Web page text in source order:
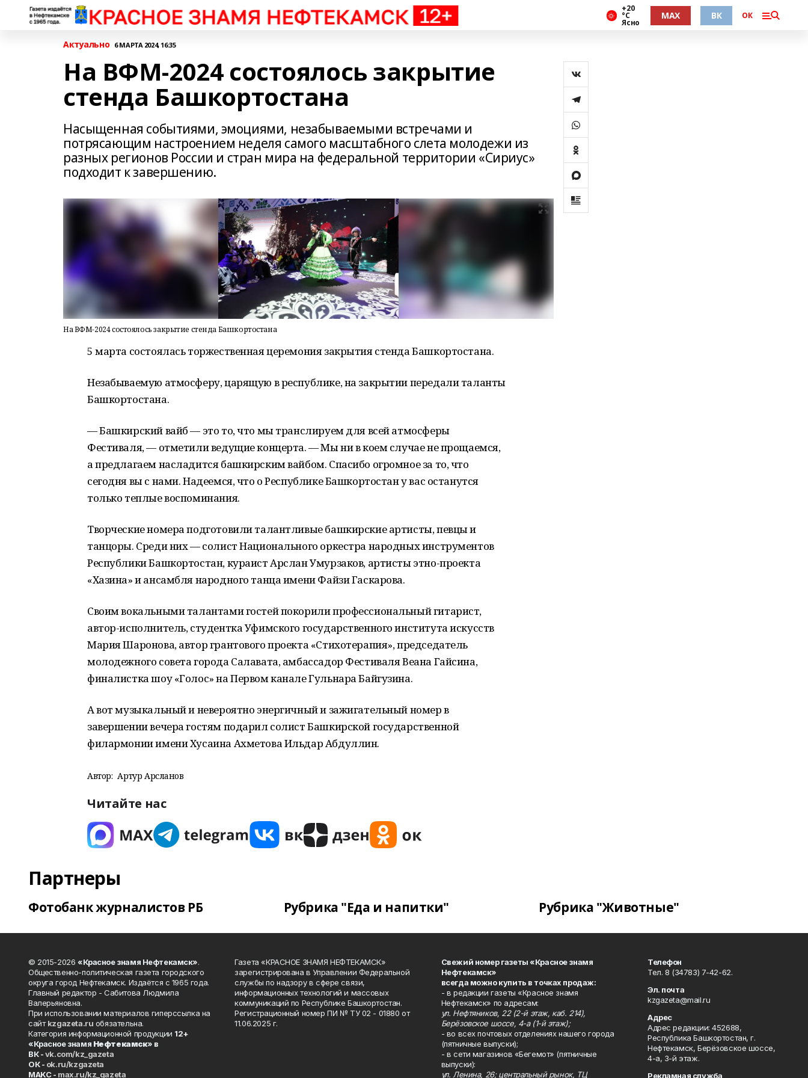
+20
°С
Ясно
MAX ВК ОК
Актуально 6 МАРТА 2024, 16:35
На ВФМ-2024 состоялось закрытие
стенда Башкортостана
Насыщенная событиями, эмоциями, незабываемыми встречами и
потрясающим настроением неделя самого масштабного слета молодежи из
разных регионов России и стран мира на федеральной территории «Сириус»
подходит к завершению.
На ВФМ-2024 состоялось закрытие стенда Башкортостана
5 марта состоялась торжественная церемония закрытия стенда Башкортостана.
Незабываемую атмосферу, царящую в республике, на закрытии передали таланты
Башкортостана.
— Башкирский вайб — это то, что мы транслируем для всей атмосферы
Фестиваля, — отметили ведущие концерта. — Мы ни в коем случае не прощаемся,
а предлагаем насладится башкирским вайбом. Спасибо огромное за то, что
сегодня вы с нами. Надеемся, что о Республике Башкортостан у вас останутся
только теплые воспоминания.
Творческие номера подготовили талантливые башкирские артисты, певцы и
танцоры. Среди них — солист Национального оркестра народных инструментов
Республики Башкортостан, кураист Арслан Умурзаков, артисты этно-проекта
«Хазина» и ансамбля народного танца имени Файзи Гаскарова.
Своим вокальными талантами гостей покорили профессиональный гитарист,
автор-исполнитель, студентка Уфимского государственного института искусств
Мария Шаронова, автор грантового проекта «Стихотерапия», председатель
молодежного совета города Салавата, амбассадор Фестиваля Веана Гайсина,
финалистка шоу «Голос» на Первом канале Гульнара Байгузина.
А вот музыкальный и невероятно энергичный и зажигательный номер в
завершении вечера гостям подарил солист Башкирской государственной
филармонии имени Хусаина Ахметова Ильдар Абдуллин.
Автор: Артур Арсланов
Читайте нас
Партнеры
Фотобанк журналистов РБ Рубрика "Еда и напитки" Рубрика "Животные"
© 2015-2026 «Красное знамя Нефтекамск».
Общественно-политическая газета городского
округа город Нефтекамск. Издаётся с 1965 года.
Главный редактор - Сабитова Людмила
Валерьяновна.
При использовании материалов гиперссылка на
сайтkzgazeta.ru обязательна.
Категория информационной продукции 12+
«Красное знамя Нефтекамск» в
ВК -vk.com/kz_gazeta
ОК - ok.ru/kzgazeta
MAKC - max.ru/kz_gazeta
Газета «КРАСНОЕ ЗНАМЯ НЕФТЕКАМСК»
зарегистрирована в Управлении Федеральной
службы по надзору в сфере связи,
информационных технологий и массовых
коммуникаций по Республике Башкортостан.
Регистрационный номер ПИ № ТУ 02 - 01880 от
11.06.2025 г.
Свежий номер газеты «Красное знамя
Нефтекамск»
всегда можно купить в точках продаж:
- в редакции газеты «Красное знамя
Нефтекамск» по адресам:
ул. Нефтяников, 22 (2-й этаж, каб. 214),
Берёзовское шоссе, 4-а (1-й этаж);
- во всех почтовых отделениях нашего города
(пятничные выпуски);
- в сети магазинов «Бегемот» (пятничные
выпуски):
ул. Ленина, 26; центральный рынок, ТЦ
Телефон
Тел. 8 (34783) 7-42-62.
Эл. почта
kzgazeta@mail.ru
Адрес
Адрес редакции: 452688,
Республика Башкортостан, г.
Нефтекамск, Берёзовское шоссе,
4-а, 3-й этаж.
Рекламная служба